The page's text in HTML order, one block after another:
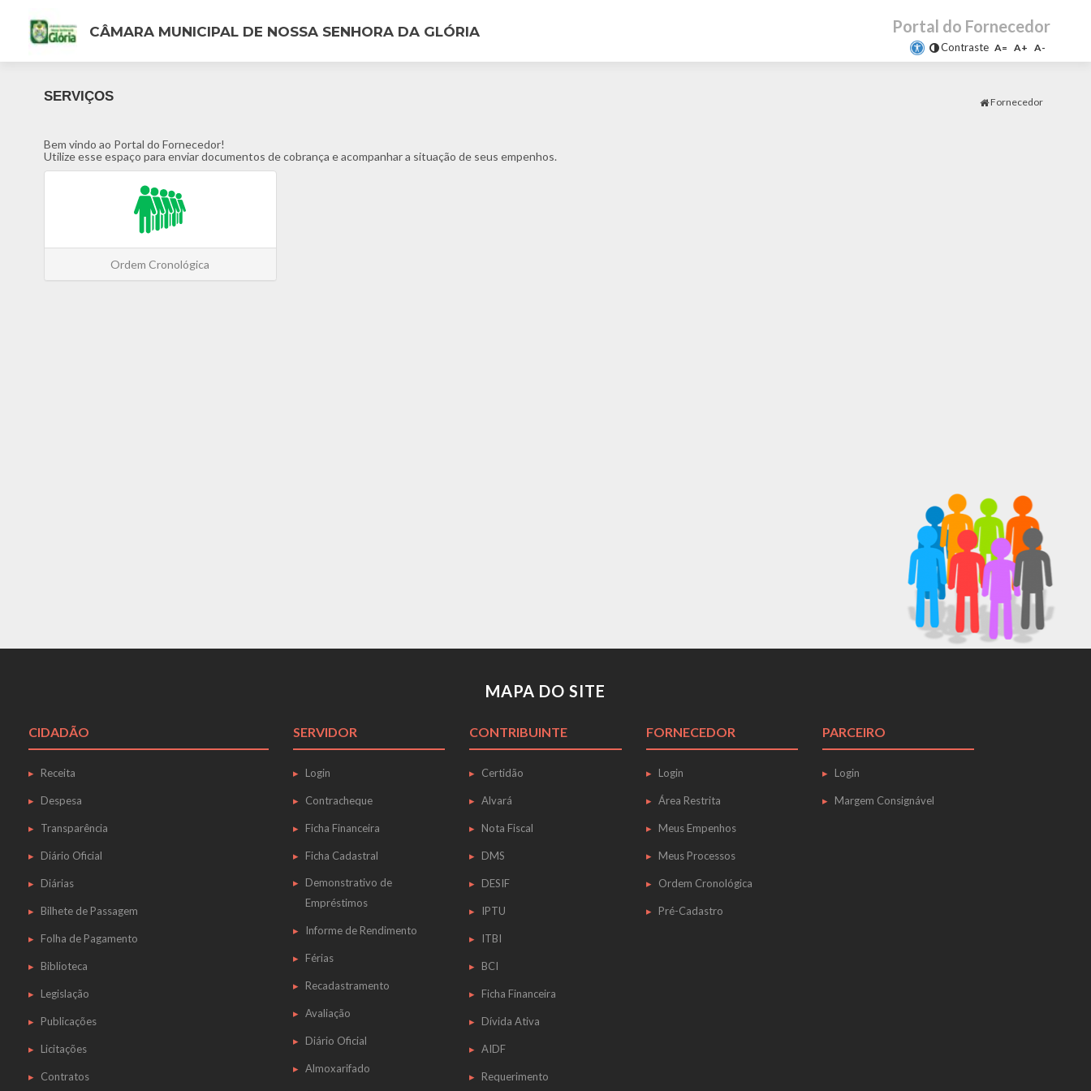
CÂMARA MUNICIPAL DE NOSSA SENHORA DA GLÓRIA Portal do Fornecedor
Contraste A= A+ A-
Fornecedor
SERVIÇOS
Bem vindo ao Portal do Fornecedor!
Utilize esse espaço para enviar documentos de cobrança e acompanhar a situação de seus empenhos.
Ordem Cronológica
MAPA DO SITE
CIDADÃO
Receita
Despesa
Transparência
Diário Oficial
Diárias
Bilhete de Passagem
Folha de Pagamento
Biblioteca
Legislação
Publicações
Licitações
Contratos
SERVIDOR
Login
Contracheque
Ficha Financeira
Ficha Cadastral
Demonstrativo de
Empréstimos
Informe de Rendimento
Férias
Recadastramento
Avaliação
Diário Oficial
Almoxarifado
CONTRIBUINTE
Certidão
Alvará
Nota Fiscal
DMS
DESIF
IPTU
ITBI
BCI
Ficha Financeira
Dívida Ativa
AIDF
Requerimento
FORNECEDOR
Login
Área Restrita
Meus Empenhos
Meus Processos
Ordem Cronológica
Pré-Cadastro
PARCEIRO
Login
Margem Consignável